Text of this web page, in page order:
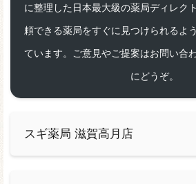
に整理した日本最大級の薬局ディレク
頼できる薬局をすぐに見つけられるよ
ています。ご意見やご提案はお問い合
にどうぞ。
スギ薬局 滋賀高月店